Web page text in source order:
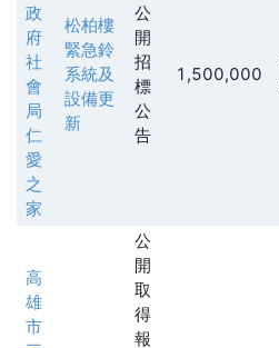
政
府
社
會
局
仁
愛
之
家
松柏樓
緊急鈴
系統及
設備更
新
公
開
招
標
公
告
1,500,000
高
雄
市
公
開
取
得
報